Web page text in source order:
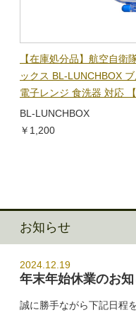
【在庫処分品】航空自衛
ックス BL-LUNCHBOX
電子レンジ 食洗器 対応 【
BL-LUNCHBOX
￥1,200
お知らせ
2024.12.19
年末年始休業のお
誠に勝手ながら下記日程